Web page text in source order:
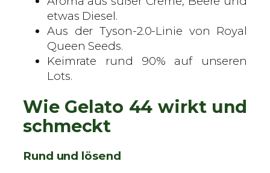
etwas Diesel.
Aus der Tyson-2.0-Linie von Royal
Queen Seeds.
Keimrate rund 90% auf unseren
Lots.
Wie Gelato 44 wirkt und
schmeckt
Rund und lösend